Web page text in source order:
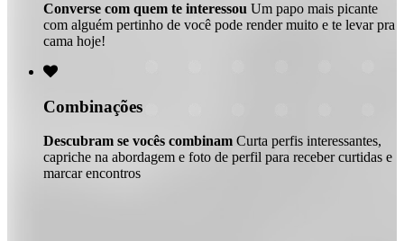
Converse com quem te interessou Um papo mais picante
com alguém pertinho de você pode render muito e te levar pra
cama hoje!

Combinações
Descubram se vocês combinam Curta perfis interessantes,
capriche na abordagem e foto de perfil para receber curtidas e
marcar encontros